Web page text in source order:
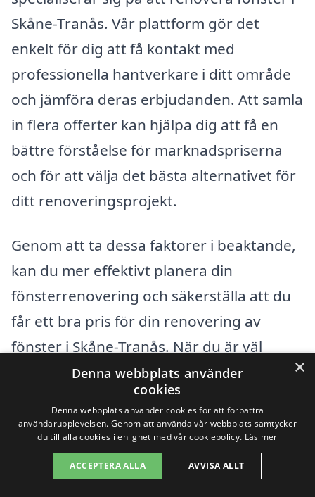
Skåne-Tranås. Vår plattform gör det
enkelt för dig att få kontakt med
professionella hantverkare i ditt område
och jämföra deras erbjudanden. Att samla
in flera offerter kan hjälpa dig att få en
bättre förståelse för marknadspriserna
och för att välja det bästa alternativet för
ditt renoveringsprojekt.
Genom att ta dessa faktorer i beaktande,
kan du mer effektivt planera din
fönsterrenovering och säkerställa att du
får ett bra pris för din renovering av
fönster i Skåne-Tranås. När du är väl
förberedd och informerad, blir det
enklare att ta beslut som passar både din
budget och dina behov.
Få 3 erbjudanden, gratis och utan
×
Denna webbplats använder
cookies
Denna webbplats använder cookies för att förbättra
användarupplevelsen. Genom att använda vår webbplats samtycker
du till alla cookies i enlighet med vår cookiepolicy. Läs mer
ACCEPTERA ALLA AVVISA ALLT